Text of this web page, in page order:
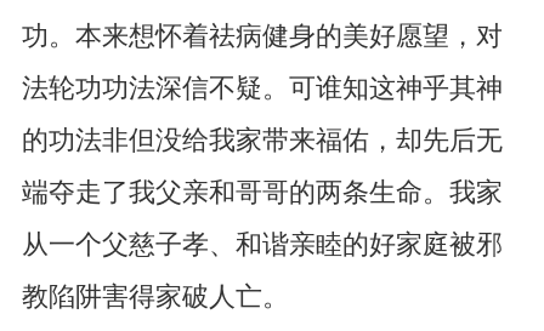
功。本来想怀着祛病健身的美好愿望，对
法轮功功法深信不疑。可谁知这神乎其神
的功法非但没给我家带来福佑，却先后无
端夺走了我父亲和哥哥的两条生命。我家
从一个父慈子孝、和谐亲睦的好家庭被邪
教陷阱害得家破人亡。